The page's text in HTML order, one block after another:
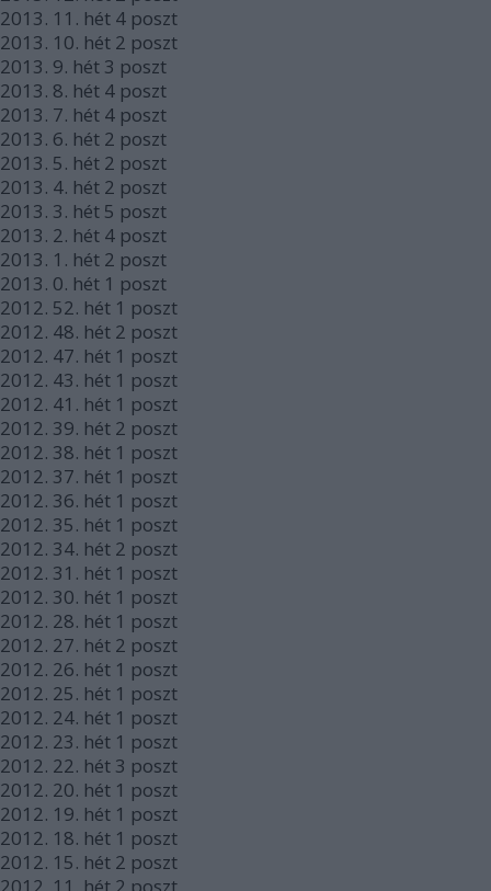
2013. 11. hét 4 poszt
2013. 10. hét 2 poszt
2013. 9. hét 3 poszt
2013. 8. hét 4 poszt
2013. 7. hét 4 poszt
2013. 6. hét 2 poszt
2013. 5. hét 2 poszt
2013. 4. hét 2 poszt
2013. 3. hét 5 poszt
2013. 2. hét 4 poszt
2013. 1. hét 2 poszt
2013. 0. hét 1 poszt
2012. 52. hét 1 poszt
2012. 48. hét 2 poszt
2012. 47. hét 1 poszt
2012. 43. hét 1 poszt
2012. 41. hét 1 poszt
2012. 39. hét 2 poszt
2012. 38. hét 1 poszt
2012. 37. hét 1 poszt
2012. 36. hét 1 poszt
2012. 35. hét 1 poszt
2012. 34. hét 2 poszt
2012. 31. hét 1 poszt
2012. 30. hét 1 poszt
2012. 28. hét 1 poszt
2012. 27. hét 2 poszt
2012. 26. hét 1 poszt
2012. 25. hét 1 poszt
2012. 24. hét 1 poszt
2012. 23. hét 1 poszt
2012. 22. hét 3 poszt
2012. 20. hét 1 poszt
2012. 19. hét 1 poszt
2012. 18. hét 1 poszt
2012. 15. hét 2 poszt